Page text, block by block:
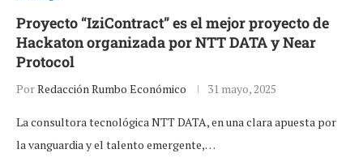
Proyecto “IziContract” es el mejor proyecto de
Hackaton organizada por NTT DATA y Near
Protocol
PorRedacción Rumbo Económico 31 mayo, 2025
La consultora tecnológica NTT DATA, en una clara apuesta por
la vanguardia y el talento emergente,…